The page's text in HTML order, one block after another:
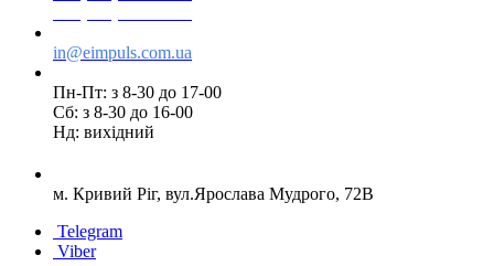
in@eimpuls.com.ua
Пн-Пт: з 8-30 до 17-00
Сб: з 8-30 до 16-00
Нд: вихідний
м. Кривий Ріг, вул.Ярослава Мудрого, 72В
Telegram
Viber